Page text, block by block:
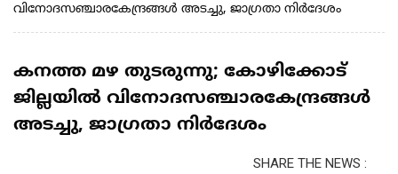
വിനോദസഞ്ചാരകേന്ദ്രങ്ങൾ അടച്ചു, ജാഗ്രതാ നിർദേശം
കനത്ത മഴ തുടരുന്നു; കോഴിക്കോട്
ജില്ലയിൽ വിനോദസഞ്ചാരകേന്ദ്രങ്ങൾ
അടച്ചു, ജാഗ്രതാ നിർദേശം
SHARE THE NEWS :